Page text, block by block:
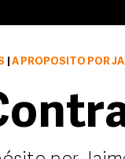
A PROPÓSITO POR